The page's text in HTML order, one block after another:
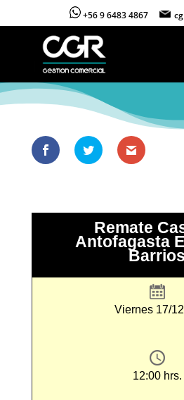
+56 9 6483 4867
Remate
Antofagasta
Barrios
Viernes 17/
12:00 hrs.